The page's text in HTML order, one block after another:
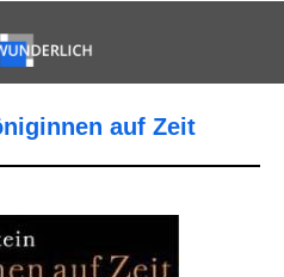
auf Zeit